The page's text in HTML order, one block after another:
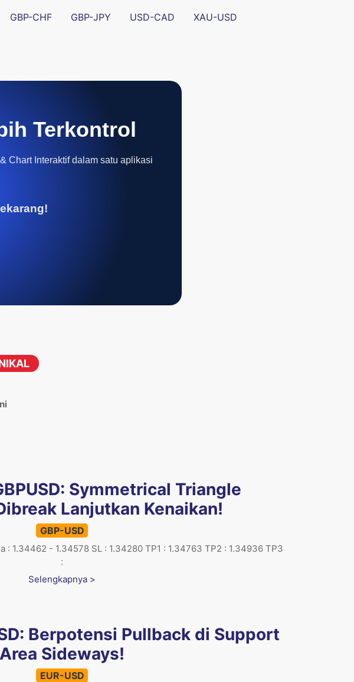
GBP-CHF GBP-JPY USD-CAD
XAU-USD
Terkontrol
Chart Interaktif dalam satu aplikasi
Symmetrical Triangle
Lanjutkan Kenaikan!
GBP-USD
: 1.34462 - 1.34578 SL : 1.34280 TP1 : 1.34763 TP2 : 1.34936 TP3
:
Selengkapnya >
Berpotensi Pullback di Support
Area Sideways!
EUR-USD